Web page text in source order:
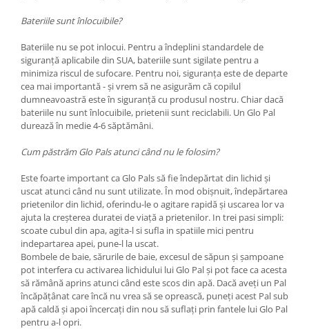
Bateriile sunt înlocuibile?
Bateriile nu se pot inlocui. Pentru a îndeplini standardele de
siguranță aplicabile din SUA, bateriile sunt sigilate pentru a
minimiza riscul de sufocare. Pentru noi, siguranța este de departe
cea mai importantă - și vrem să ne asigurăm că copilul
dumneavoastră este în siguranță cu produsul nostru. Chiar dacă
bateriile nu sunt înlocuibile, prietenii sunt reciclabili. Un Glo Pal
durează în medie 4-6 săptămâni.
Cum păstrăm Glo Pals atunci când nu le folosim?
Este foarte important ca Glo Pals să fie îndepărtat din lichid și
uscat atunci când nu sunt utilizate. În mod obișnuit, îndepărtarea
prietenilor din lichid, oferindu-le o agitare rapidă și uscarea lor va
ajuta la creșterea duratei de viață a prietenilor. In trei pasi simpli:
scoate cubul din apa, agita-l si sufla in spatiile mici pentru
indepartarea apei, pune-l la uscat.
Bombele de baie, sărurile de baie, excesul de săpun și șampoane
pot interfera cu activarea lichidului lui Glo Pal și pot face ca acesta
să rămână aprins atunci când este scos din apă. Dacă aveți un Pal
încăpățânat care încă nu vrea să se oprească, puneți acest Pal sub
apă caldă și apoi încercați din nou să suflați prin fantele lui Glo Pal
pentru a-l opri.